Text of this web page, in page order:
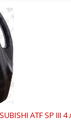
ATF SP III 4